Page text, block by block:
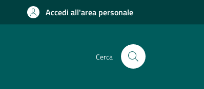
Accedi all'area personale
Cerca